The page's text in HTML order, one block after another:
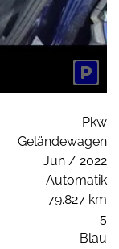
Pkw
Geländewagen
Jun / 2022
Automatik
79.827 km
5
Blau